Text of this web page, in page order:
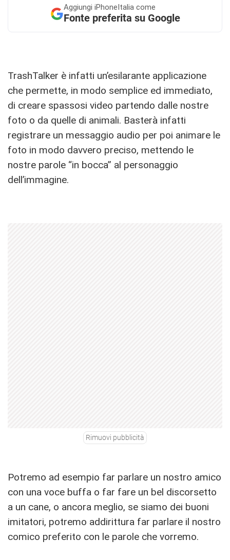
Aggiungi iPhoneItalia come
Fonte preferita su Google
TrashTalker è infatti un’esilarante applicazione
che permette, in modo semplice ed immediato,
di creare spassosi video partendo dalle nostre
foto o da quelle di animali. Basterà infatti
registrare un messaggio audio per poi animare le
foto in modo davvero preciso, mettendo le
nostre parole “in bocca” al personaggio
dell’immagine.
Rimuovi pubblicità
Potremo ad esempio far parlare un nostro amico
con una voce buffa o far fare un bel discorsetto
a un cane, o ancora meglio, se siamo dei buoni
imitatori, potremo addirittura far parlare il nostro
comico preferito con le parole che vorremo.